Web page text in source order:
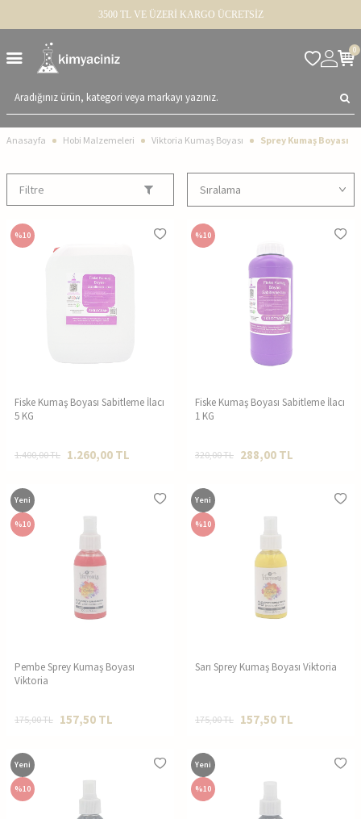
3500 TL VE ÜZERİ KARGO ÜCRETSİZ
0
Anasayfa Hobi Malzemeleri Viktoria Kumaş Boyası Sprey Kumaş Boyası
Filtre
%10
Fiske Kumaş Boyası Sabitleme İlacı
5 KG
1.400,00TL 1.260,00 TL
%10
Fiske Kumaş Boyası Sabitleme İlacı
1 KG
320,00TL 288,00 TL
Yeni
%10
Pembe Sprey Kumaş Boyası
Viktoria
175,00TL 157,50 TL
Yeni
%10
Sarı Sprey Kumaş Boyası Viktoria
175,00TL 157,50 TL
Yeni
%10
Yeni
%10